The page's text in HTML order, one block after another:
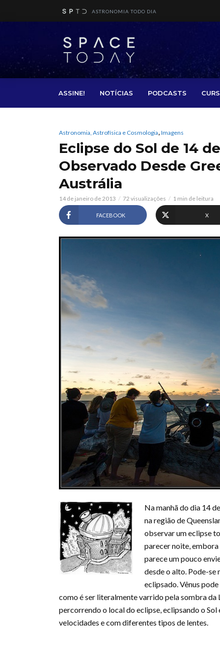
ASTRONOMIA TODO DIA
ASSINE! NOTÍCIAS PODCASTS
Astronomia, Astrofísica e Cosmologia, Imagens
Eclipse do Sol de 14
Observado Desde
Austrália
14 de janeiro de 2013 72 visualizações 1 min de leitura
FACEBOOK X
Na manhã do dia 14
na região de
observar um eclipse
parecer noite, embora
parece um pouco
desde o alto. Pode-se
eclipsado. Vênus
como é ser literalmente varrido pela sombra da
percorrendo o local do eclipse, eclipsando o
velocidades e com diferentes tipos de lentes.